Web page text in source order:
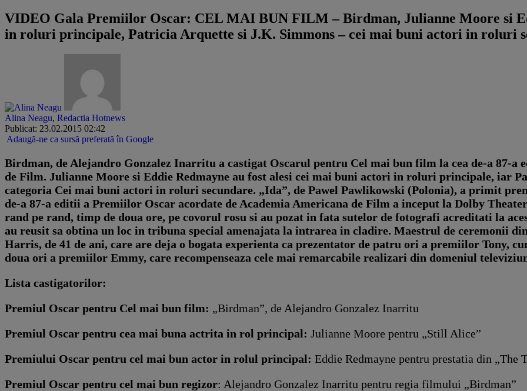
VIDEO Gala Premiilor Oscar: CEL MAI BUN FILM – Birdman, Julianne Moore si
in roluri principale, Patricia Arquette si J.K. Simmons – cei mai buni actori in roluri
Alina Neagu, Redactia Hotnews
Publicat: 23.02.2015 02:42
Adaugă-ne ca sursă preferată în Google
Birdman, de Alejandro Gonzalez Inarritu a castigat Oscarul pentru Cel mai bun film la cea de-a 87-a
de Film. Julianne Moore si Eddie Redmayne au fost alesi cei mai buni actori in roluri principale, iar
categoria Cei mai buni actori in roluri secundare. „Ida”, de Pawel Pawlikowski (Polonia), a primit
de-a 87-a editii a Premiilor Oscar acordate de Academia Americana de Film a inceput la Dolby
rand pe rand, timp de doua ore, pe covorul rosu si au pozat in fata sutelor de fotografi acreditati la
au reusit sa obtina un loc in tribuna special amenajata la intrarea in cladire. Maestrul de ceremonii
Harris, de 41 de ani, care are deja o bogata experienta ca prezentator de patru ori a premiilor Tony,
doua ori a premiilor Emmy, care recompenseaza cele mai remarcabile realizari din domeniul
Lista castigatorilor:
Premiul Oscar pentru Cel mai bun film: „Birdman”, de Alejandro Gonzalez Inarritu
Premiul Oscar pentru cea mai buna actrita in rol principal: Julianne Moore pentru „Still Alice”
Premiului Oscar pentru cel mai bun actor in rolul principal: Eddie Redmayne pentru prestatia din „The
Premiul Oscar pentru cel mai bun regizor: Alejandro Gonzalez Inarritu pentru regia filmului „Birdman”